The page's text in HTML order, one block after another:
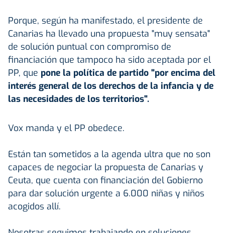
Porque, según ha manifestado, el presidente de
Canarias ha llevado una propuesta "muy sensata"
de solución puntual con compromiso de
financiación que tampoco ha sido aceptada por el
PP, que pone la política de partido "por encima del
interés general de los derechos de la infancia y de
las necesidades de los territorios".
Vox manda y el PP obedece.
Están tan sometidos a la agenda ultra que no son
capaces de negociar la propuesta de Canarias y
Ceuta, que cuenta con financiación del Gobierno
para dar solución urgente a 6.000 niñas y niños
acogidos allí.